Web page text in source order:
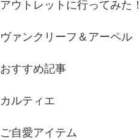
アウトレットに行ってみた！
ヴァンクリーフ＆アーペル
おすすめ記事
カルティエ
ご自愛アイテム